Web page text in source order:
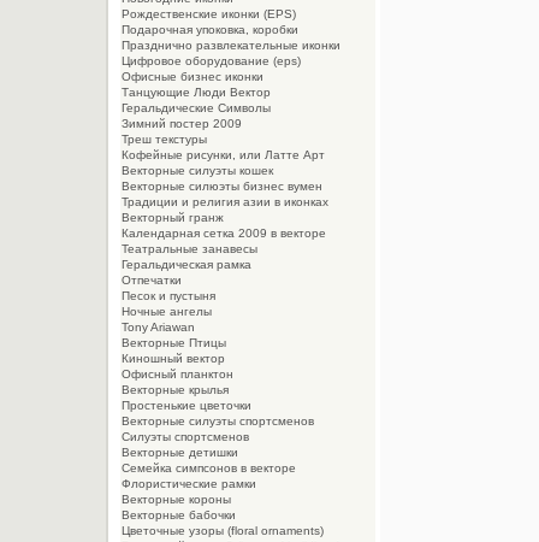
Рождественские иконки (EPS)
Подарочная упоковка, коробки
Празднично развлекательные иконки
Цифровое оборудование (eps)
Офисные бизнес иконки
Танцующие Люди Вектор
Геральдические Символы
Зимний постер 2009
Треш текстуры
Кофейные рисунки, или Латте Арт
Векторные силуэты кошек
Векторные силюэты бизнес вумен
Традиции и религия азии в иконках
Векторный гранж
Календарная сетка 2009 в векторе
Театральные занавесы
Геральдическая рамка
Отпечатки
Песок и пустыня
Ночные ангелы
Tony Ariawan
Векторные Птицы
Киношный вектор
Офисный планктон
Векторные крылья
Простенькие цветочки
Векторные силуэты спортсменов
Силуэты спортсменов
Векторные детишки
Семейка симпсонов в векторе
Флористические рамки
Векторные короны
Векторные бабочки
Цветочные узоры (floral ornaments)